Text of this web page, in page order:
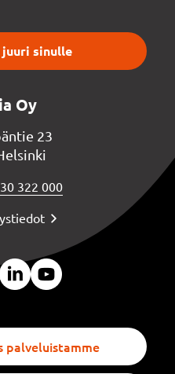
juuri sinulle
Oy
23
322 000
palveluistamme